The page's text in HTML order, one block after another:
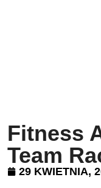
Fitness
Team
29 KWIETNIA,